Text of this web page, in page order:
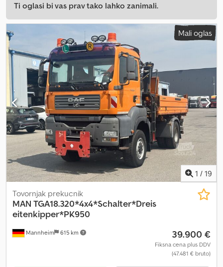
Ti oglasi bi vas prav tako lahko zanimali.
Mali oglas
1 / 19
Mannheim 615 km
Tovornjak prekucnik
MAN TGA18.320*4x4*Schalter*Dreis
eitenkipper*PK950
39.900 €
Fiksna cena plus DDV
(47.481 € bruto)